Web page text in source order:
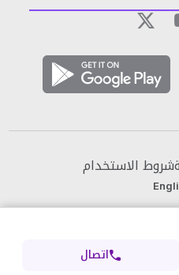
شروط الاستخدام
اتصال